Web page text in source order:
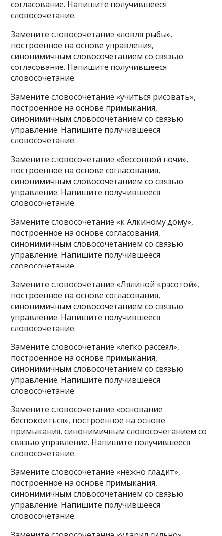
согласование. Напишите получившееся
словосочетание.
Замените словосочетание «ловля рыбы»,
построенное на основе управления,
синонимичным словосочетанием со связью
согласование. Напишите получившееся
словосочетание.
Замените словосочетание «учиться рисовать»,
построенное на основе примыкания,
синонимичным словосочетанием со связью
управление. Напишите получившееся
словосочетание.
Замените словосочетание «бессонной ночи»,
построенное на основе согласования,
синонимичным словосочетанием со связью
управление. Напишите получившееся
словосочетание.
Замените словосочетание «к Алкиному дому»,
построенное на основе согласования,
синонимичным словосочетанием со связью
управление. Напишите получившееся
словосочетание.
Замените словосочетание «Лялиной красотой»,
построенное на основе согласования,
синонимичным словосочетанием со связью
управление. Напишите получившееся
словосочетание.
Замените словосочетание «легко рассеял»,
построенное на основе примыкания,
синонимичным словосочетанием со связью
управление. Напишите получившееся
словосочетание.
Замените словосочетание «основание
беспокоиться», построенное на основе
примыкания, синонимичным словосочетанием со
связью управление. Напишите получившееся
словосочетание.
Замените словосочетание «нежно гладит»,
построенное на основе примыкания,
синонимичным словосочетанием со связью
управление. Напишите получившееся
словосочетание.